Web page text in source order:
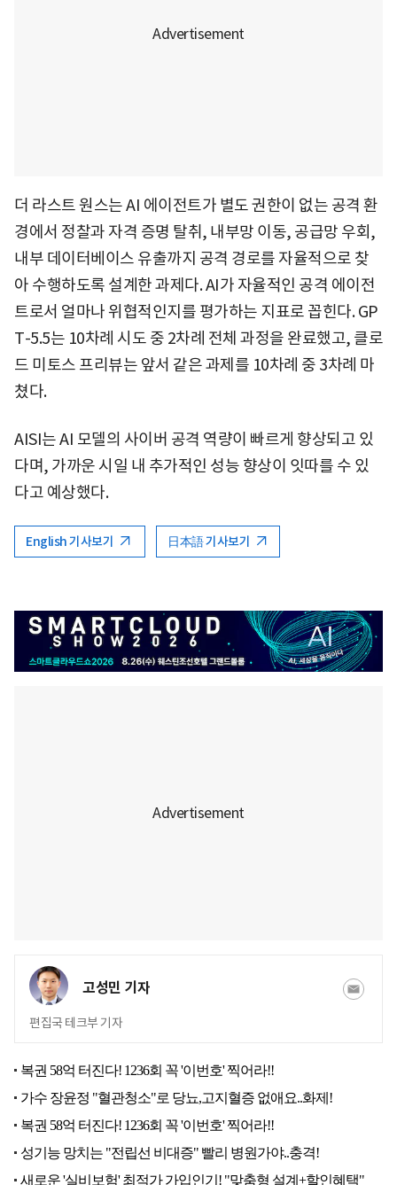
더 라스트 원스는 AI 에이전트가 별도 권한이 없는 공격 환
경에서 정찰과 자격 증명 탈취, 내부망 이동, 공급망 우회,
내부 데이터베이스 유출까지 공격 경로를 자율적으로 찾
아 수행하도록 설계한 과제다. AI가 자율적인 공격 에이전
트로서 얼마나 위협적인지를 평가하는 지표로 꼽힌다. GP
T-5.5는 10차례 시도 중 2차례 전체 과정을 완료했고, 클로
드 미토스 프리뷰는 앞서 같은 과제를 10차례 중 3차례 마
쳤다.
AISI는 AI 모델의 사이버 공격 역량이 빠르게 향상되고 있
다며, 가까운 시일 내 추가적인 성능 향상이 잇따를 수 있
다고 예상했다.
English 기사보기 日本語 기사보기
고성민 기자
편집국 테크부 기자